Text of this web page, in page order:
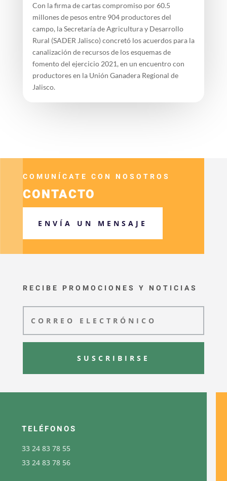
Con la firma de cartas compromiso por 60.5
millones de pesos entre 904 productores del
campo, la Secretaría de Agricultura y Desarrollo
Rural (SADER Jalisco) concretó los acuerdos para la
canalización de recursos de los esquemas de
fomento del ejercicio 2021, en un encuentro con
productores en la Unión Ganadera Regional de
Jalisco.
COMUNÍCATE CON NOSOTROS
CONTACTO
ENVÍA UN MENSAJE
RECIBE PROMOCIONES Y NOTICIAS
SUSCRIBIRSE
TELÉFONOS
33 24 83 78 55
33 24 83 78 56